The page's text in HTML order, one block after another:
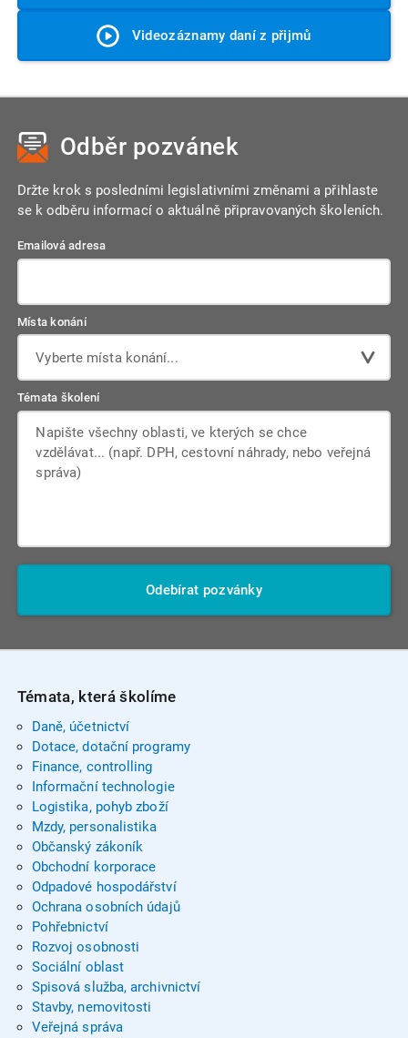
Videozáznamy daní z přijmů
Odběr pozvánek
Držte krok s posledními legislativními změnami a přihlaste
se k odběru informací o aktuálně připravovaných školeních.
Emailová adresa
Místa konání
Vyberte místa konání...
Témata školení
Odebírat pozvánky
Témata, která školíme
Daně, účetnictví
Dotace, dotační programy
Finance, controlling
Informační technologie
Logistika, pohyb zboží
Mzdy, personalistika
Občanský zákoník
Obchodní korporace
Odpadové hospodářství
Ochrana osobních údajů
Pohřebnictví
Rozvoj osobnosti
Sociální oblast
Spisová služba, archivnictví
Stavby, nemovitosti
Veřejná správa